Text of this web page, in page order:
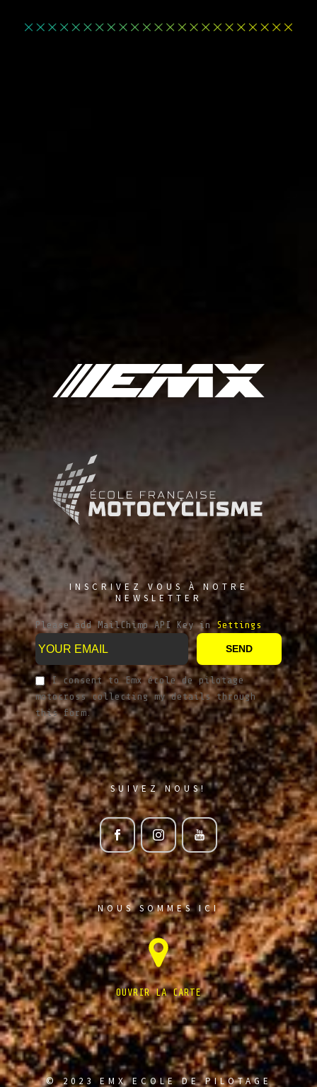
INSCRIVEZ VOUS À NOTRE
NEWSLETTER
Please add MailChimp API Key inSettings
SEND
I consent to Emx école de pilotage
motocross collecting my details through
this form.
SUIVEZ NOUS!
NOUS SOMMES ICI
OUVRIR LA CARTE
© 2023 EMX ECOLE DE PILOTAGE